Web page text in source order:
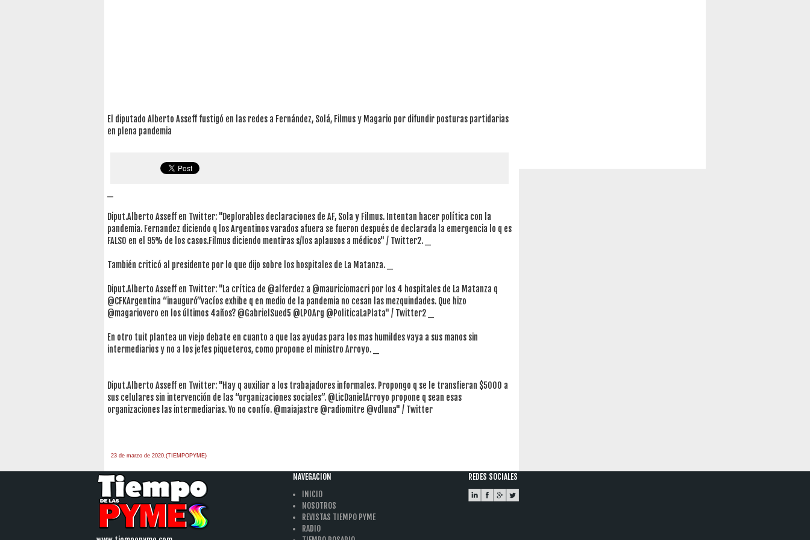
El diputado Alberto Asseff fustigó en las redes a Fernández, Solá, Filmus y Magario por difundir posturas partidarias
en plena pandemia
Diput.Alberto Asseff en Twitter: "Deplorables declaraciones de AF, Sola y Filmus. Intentan hacer política con la
pandemia. Fernandez diciendo q los Argentinos varados afuera se fueron después de declarada la emergencia lo q es
FALSO en el 95% de los casos.Filmus diciendo mentiras s/los aplausos a médicos" / Twitter2. _
También criticó al presidente por lo que dijo sobre los hospitales de La Matanza. _
Diput.Alberto Asseff en Twitter: "La crítica de @alferdez a @mauriciomacri por los 4 hospitales de La Matanza q
@CFKArgentina “inauguró”vacíos exhibe q en medio de la pandemia no cesan las mezquindades. Que hizo
@magariovero en los últimos 4años? @GabrielSued5 @LPOArg @PoliticaLaPlata" / Twitter2 _
En otro tuit plantea un viejo debate en cuanto a que las ayudas para los mas humildes vaya a sus manos sin
intermediarios y no a los jefes piqueteros, como propone el ministro Arroyo. _
Diput.Alberto Asseff en Twitter: "Hay q auxiliar a los trabajadores informales. Propongo q se le transfieran $5000 a
sus celulares sin intervención de las “organizaciones sociales”. @LicDanielArroyo propone q sean esas
organizaciones las intermediarias. Yo no confío. @maiajastre @radiomitre @vdluna" / Twitter
23 de marzo de 2020.(TIEMPOPYME)
NAVEGACION
INICIO
NOSOTROS
REVISTAS TIEMPO PYME
RADIO
REDES SOCIALES